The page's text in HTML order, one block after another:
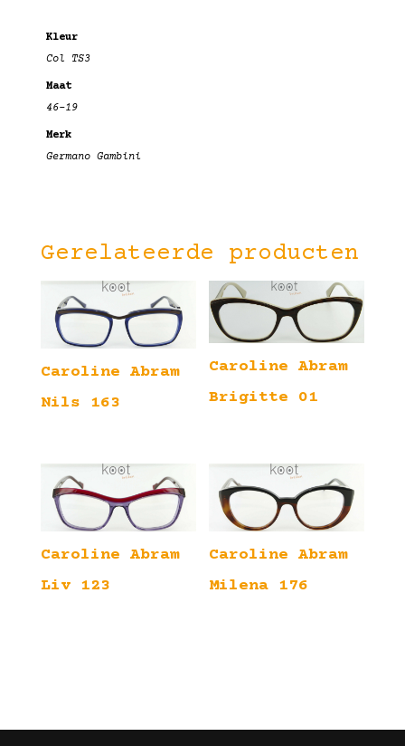
Kleur
Col TS3
Maat
46-19
Merk
Germano Gambini
Gerelateerde producten
Caroline Abram
Nils 163
Caroline Abram
Brigitte 01
Caroline Abram
Liv 123
Caroline Abram
Milena 176